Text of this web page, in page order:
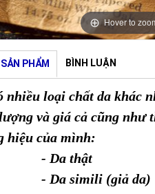
Hover to
PHẨM BÌNH LUẬN
nhiều loại chất da khác
và giá cả cũng
hiệu của mình:
thật
(giả da)